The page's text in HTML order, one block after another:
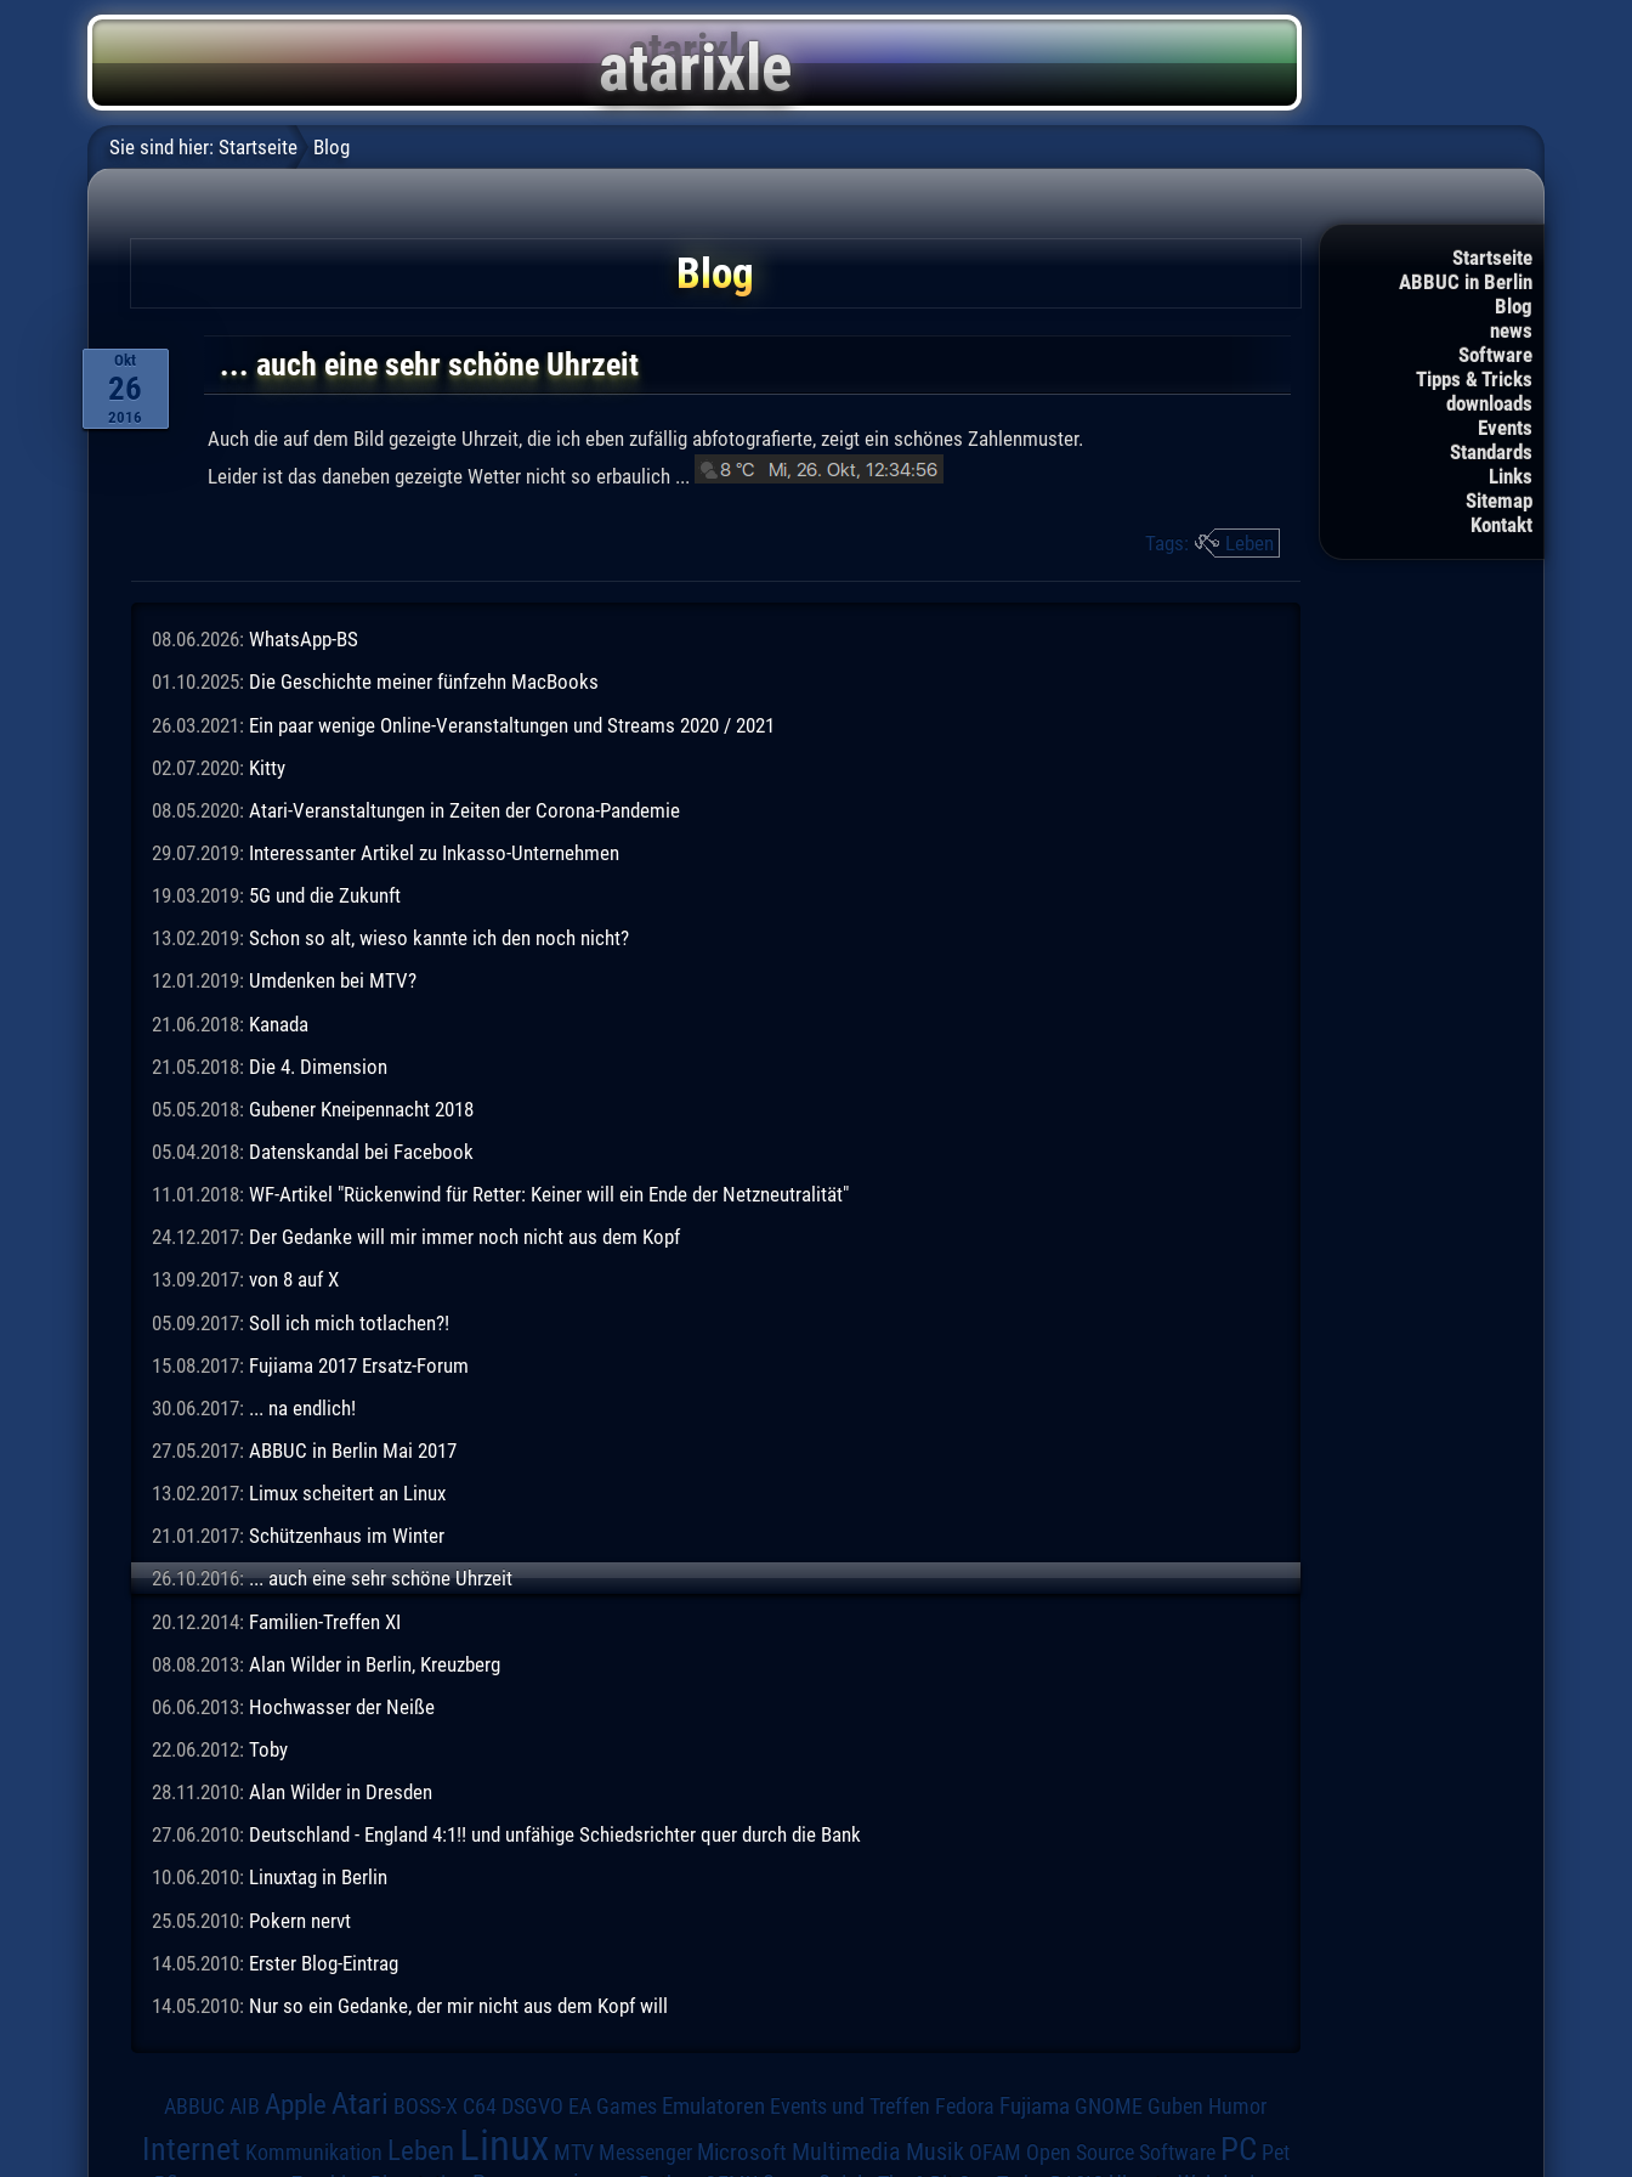
Startseite
ABBUC in Berlin
Blog
news
Software
Tipps & Tricks
downloads
Events
Standards
Links
Sitemap
Kontakt
Sie sind hier: Startseite Blog
Blog
Okt
26
2016
... auch eine sehr schöne Uhrzeit
Auch die auf dem Bild gezeigte Uhrzeit, die ich eben zufällig abfotografierte, zeigt ein schönes Zahlenmuster.
Leider ist das daneben gezeigte Wetter nicht so erbaulich ...
Tags: Leben
08.06.2026: WhatsApp-BS
01.10.2025: Die Geschichte meiner fünfzehn MacBooks
26.03.2021: Ein paar wenige Online-Veranstaltungen und Streams 2020 / 2021
02.07.2020: Kitty
08.05.2020: Atari-Veranstaltungen in Zeiten der Corona-Pandemie
29.07.2019: Interessanter Artikel zu Inkasso-Unternehmen
19.03.2019: 5G und die Zukunft
13.02.2019: Schon so alt, wieso kannte ich den noch nicht?
12.01.2019: Umdenken bei MTV?
21.06.2018: Kanada
21.05.2018: Die 4. Dimension
05.05.2018: Gubener Kneipennacht 2018
05.04.2018: Datenskandal bei Facebook
11.01.2018: WF-Artikel "Rückenwind für Retter: Keiner will ein Ende der Netzneutralität"
24.12.2017: Der Gedanke will mir immer noch nicht aus dem Kopf
13.09.2017: von 8 auf X
05.09.2017: Soll ich mich totlachen?!
15.08.2017: Fujiama 2017 Ersatz-Forum
30.06.2017: ... na endlich!
27.05.2017: ABBUC in Berlin Mai 2017
13.02.2017: Limux scheitert an Linux
21.01.2017: Schützenhaus im Winter
26.10.2016:... auch eine sehr schöne Uhrzeit
20.12.2014: Familien-Treffen XI
08.08.2013: Alan Wilder in Berlin, Kreuzberg
06.06.2013: Hochwasser der Neiße
22.06.2012: Toby
28.11.2010: Alan Wilder in Dresden
27.06.2010: Deutschland - England 4:1!! und unfähige Schiedsrichter quer durch die Bank
10.06.2010: Linuxtag in Berlin
25.05.2010: Pokern nervt
14.05.2010: Erster Blog-Eintrag
14.05.2010: Nur so ein Gedanke, der mir nicht aus dem Kopf will
ABBUC AIB Apple Atari BOSS-X C64 DSGVO EA Games Emulatoren Events und Treffen Fedora Fujiama GNOME Guben Humor
Internet Kommunikation Leben Linux MTV Messenger Microsoft Multimedia Musik OFAM Open Source Software PC Pet